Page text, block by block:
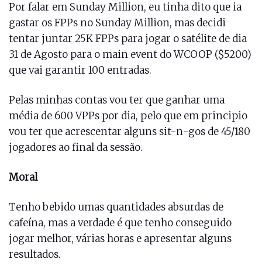
Por falar em Sunday Million, eu tinha dito que ia
gastar os FPPs no Sunday Million, mas decidi
tentar juntar 25K FPPs para jogar o satélite de dia
31 de Agosto para o main event do WCOOP ($5200)
que vai garantir 100 entradas.
Pelas minhas contas vou ter que ganhar uma
média de 600 VPPs por dia, pelo que em principio
vou ter que acrescentar alguns sit-n-gos de 45/180
jogadores ao final da sessão.
Moral
Tenho bebido umas quantidades absurdas de
cafeína, mas a verdade é que tenho conseguido
jogar melhor, várias horas e apresentar alguns
resultados.